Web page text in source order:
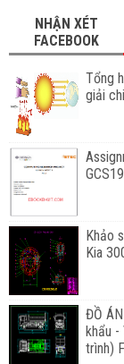
NHẬN XÉT
FACEBOOK
Tổng
giải
Khảo
Kia
ĐỒ
khẩu -
trình)